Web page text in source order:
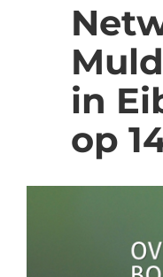
in
op